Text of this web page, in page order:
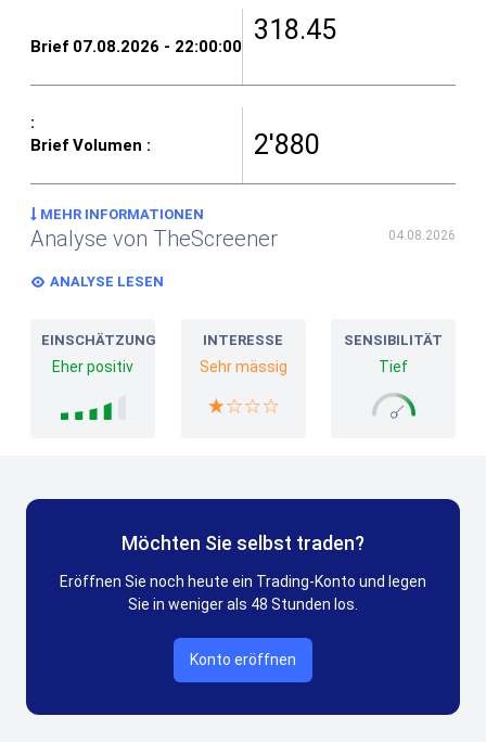
318.45
2'880
MEHR INFORMATIONEN
Analyse von TheScreener 04.08.2026
ANALYSE LESEN
EINSCHÄTZUNG
Eher positiv
INTERESSE
Sehr mässig
SENSIBILITÄT
Tief
Möchten Sie selbst traden?
Eröffnen Sie noch heute ein Trading-Konto und legen
Sie in weniger als 48 Stunden los.
Konto eröffnen